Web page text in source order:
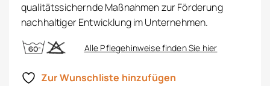
qualitätssichernde Maßnahmen zur Förderung
nachhaltiger Entwicklung im Unternehmen.
Alle Pflegehinweise finden Sie hier
Zur Wunschliste hinzufügen